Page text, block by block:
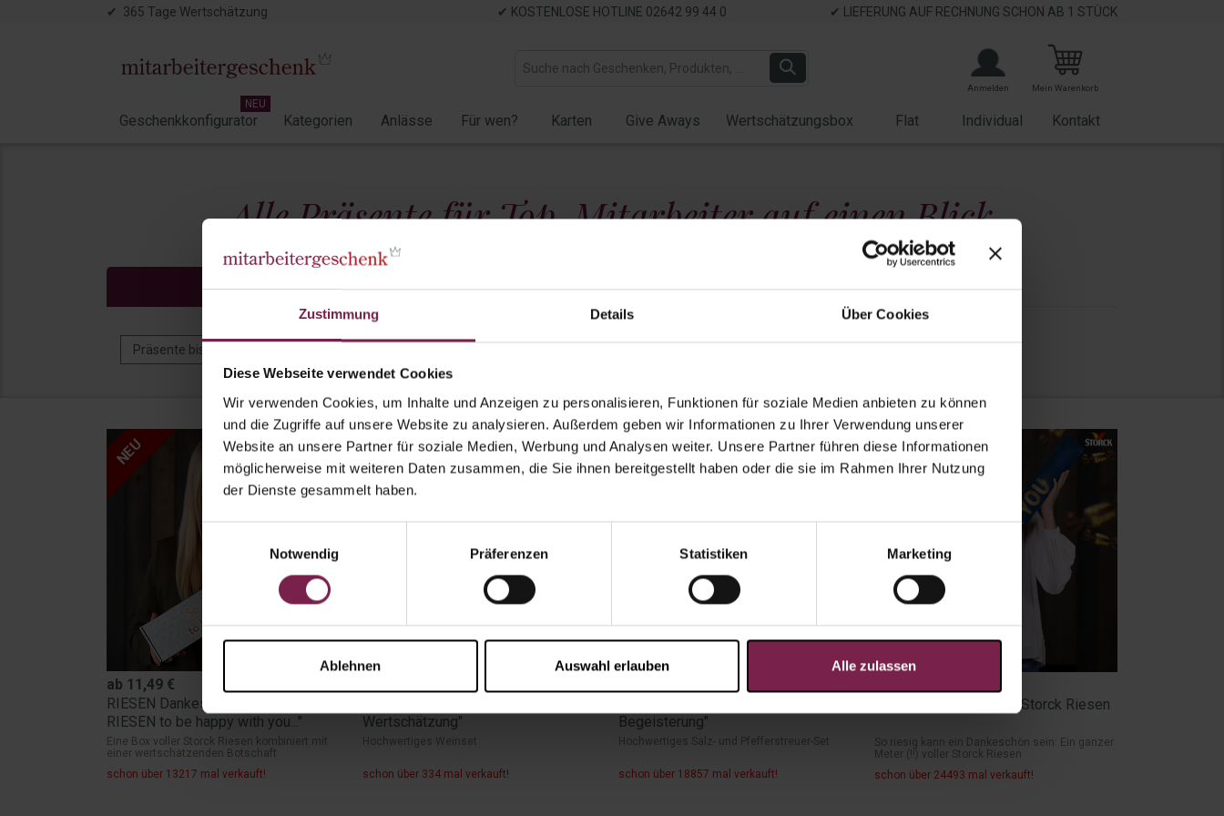
Zustimmung Details Über Cookies
Diese Webseite verwendet Cookies
Wir verwenden Cookies, um Inhalte und Anzeigen zu personalisieren, Funktionen für soziale Medien anbieten zu können
und die Zugriffe auf unsere Website zu analysieren. Außerdem geben wir Informationen zu Ihrer Verwendung unserer
Website an unsere Partner für soziale Medien, Werbung und Analysen weiter. Unsere Partner führen diese Informationen
möglicherweise mit weiteren Daten zusammen, die Sie ihnen bereitgestellt haben oder die sie im Rahmen Ihrer Nutzung
der Dienste gesammelt haben.
Notwendig
Präferenzen Statistiken Marketing
Ablehnen Auswahl erlauben Alle zulassen
✔ 365 Tage Wertschätzung ✔ KOSTENLOSE HOTLINE 02642 99 44 0 ✔ LIEFERUNG AUF RECHNUNG SCHON AB 1 STÜCK
Anmelden Mein Warenkorb
Geschenkkonfigurator
NEU
Kategorien Anlässe Für wen? Karten Give Aways Wertschätzungsbox Flat Individual Kontakt
Alle Präsente für Top-Mitarbeiter auf einen Blick
Preisfilter Anlass
Präsente bis 5 EUR
NEU
RIESEN Dankeschön "So many
RIESEN to be happy with you..."
Eine Box voller Storck Riesen kombiniert mit
einer wertschätzenden Botschaft
schon über 13217 mal verkauft!
ab 11,49 €
NEU
Wertschätzung"
Hochwertiges Weinset
schon über 334 mal verkauft!
NEU
Begeisterung"
Hochwertiges Salz- und Pfefferstreuer-Set
schon über 18857 mal verkauft!
NEU
BIG THANK YOU XXL - Storck Riesen
So riesig kann ein Dankeschön sein: Ein ganzer
Meter (!!) voller Storck Riesen
schon über 24493 mal verkauft!